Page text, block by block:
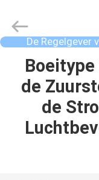
HUIS
PRODUCTEN
Ltd..
All
Rights
De
de
de